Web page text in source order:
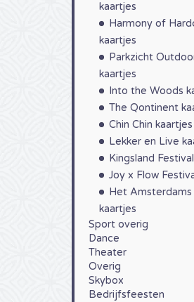
kaartjes
Harmony of
kaartjes
Parkzicht
kaartjes
Into the Woods
The Qontinent
Chin Chin kaartjes
Lekker en Live
Kingsland
Joy x Flow
Het Amsterdams
kaartjes
Sport overig
Dance
Theater
Overig
Skybox
Bedrijfsfeesten